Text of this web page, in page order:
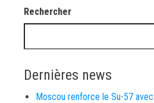
Rechercher
Dernières news
Moscou renforce le Su-57